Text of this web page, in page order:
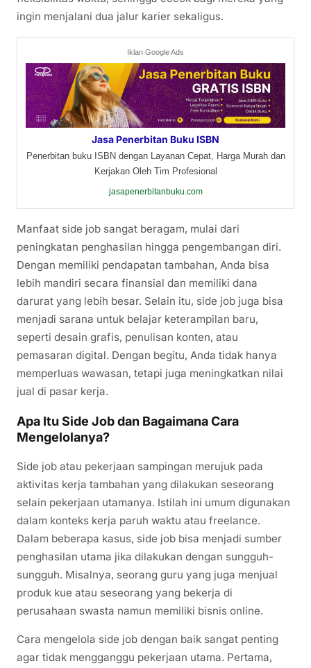
ingin menjalani dua jalur karier sekaligus.
Iklan Google Ads
Jasa Penerbitan Buku ISBN
Penerbitan buku ISBN dengan Layanan Cepat, Harga Murah dan
Kerjakan Oleh Tim Profesional
jasapenerbitanbuku.com
Manfaat side job sangat beragam, mulai dari
peningkatan penghasilan hingga pengembangan diri.
Dengan memiliki pendapatan tambahan, Anda bisa
lebih mandiri secara finansial dan memiliki dana
darurat yang lebih besar. Selain itu, side job juga bisa
menjadi sarana untuk belajar keterampilan baru,
seperti desain grafis, penulisan konten, atau
pemasaran digital. Dengan begitu, Anda tidak hanya
memperluas wawasan, tetapi juga meningkatkan nilai
jual di pasar kerja.
Apa Itu Side Job dan Bagaimana Cara
Mengelolanya?
Side job atau pekerjaan sampingan merujuk pada
aktivitas kerja tambahan yang dilakukan seseorang
selain pekerjaan utamanya. Istilah ini umum digunakan
dalam konteks kerja paruh waktu atau freelance.
Dalam beberapa kasus, side job bisa menjadi sumber
penghasilan utama jika dilakukan dengan sungguh-
sungguh. Misalnya, seorang guru yang juga menjual
produk kue atau seseorang yang bekerja di
perusahaan swasta namun memiliki bisnis online.
Cara mengelola side job dengan baik sangat penting
agar tidak mengganggu pekerjaan utama. Pertama,